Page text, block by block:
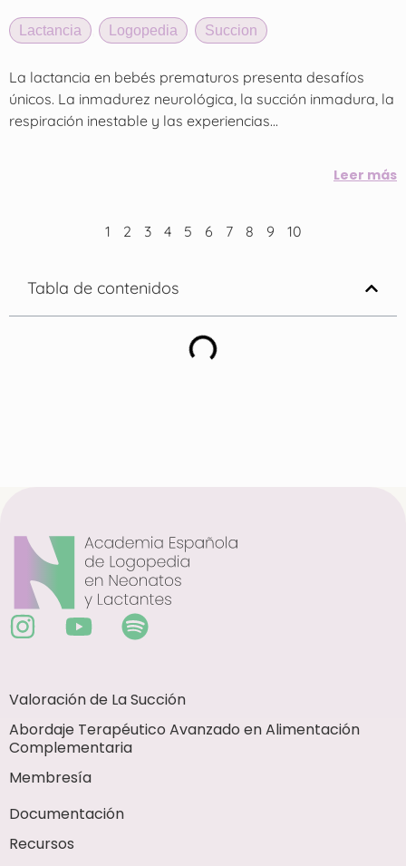
Lactancia Logopedia Succion
La lactancia en bebés prematuros presenta desafíos
únicos. La inmadurez neurológica, la succión inmadura, la
respiración inestable y las experiencias...
Leer más
1 2 3 4 5 6 7 8 9 10
Tabla de contenidos
Valoración de La Succión
Abordaje Terapéutico Avanzado en Alimentación
Complementaria
Membresía
Documentación
Recursos